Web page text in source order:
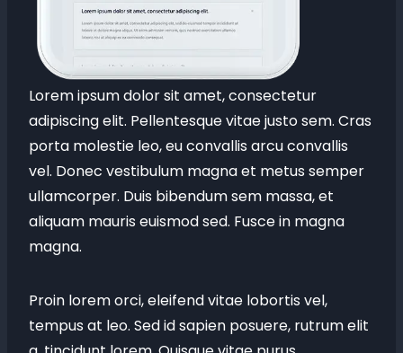
Lorem ipsum dolor sit amet, consectetur
adipiscing elit. Pellentesque vitae justo sem. Cras
porta molestie leo, eu convallis arcu convallis
vel. Donec vestibulum magna et metus semper
ullamcorper. Duis bibendum sem massa, et
aliquam mauris euismod sed. Fusce in magna
magna.
Proin lorem orci, eleifend vitae lobortis vel,
tempus at leo. Sed id sapien posuere, rutrum elit